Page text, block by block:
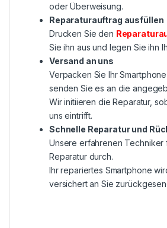
oder Überweisung.
Reparaturauftrag ausfüllen
Drucken Sie den
Sie ihn aus und legen Sie ihn
Versand an uns
Verpacken Sie Ihr
senden Sie es an die
Wir initiieren die Reparatur,
uns eintrifft.
Schnelle Reparatur und
Unsere erfahrenen Techniker
Reparatur durch.
Ihr repariertes Smartphone
versichert an Sie